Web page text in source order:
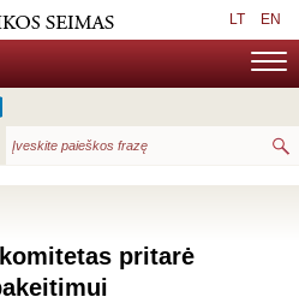
LT EN
pritarė